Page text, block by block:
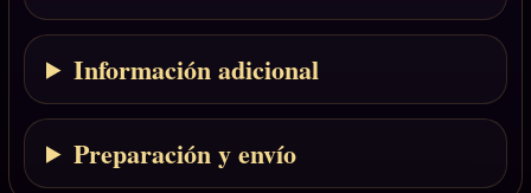
Información adicional
Preparación y envío